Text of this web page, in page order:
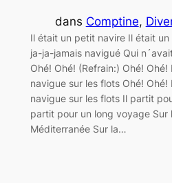
dans Comptine,
Il était un petit navire Il était
ja-ja-jamais navigué Qui
Ohé! Ohé! (Refrain:) Ohé!
navigue sur les flots Ohé!
navigue sur les flots Il partit
partit pour un long voyage Sur
Méditerranée Sur la…